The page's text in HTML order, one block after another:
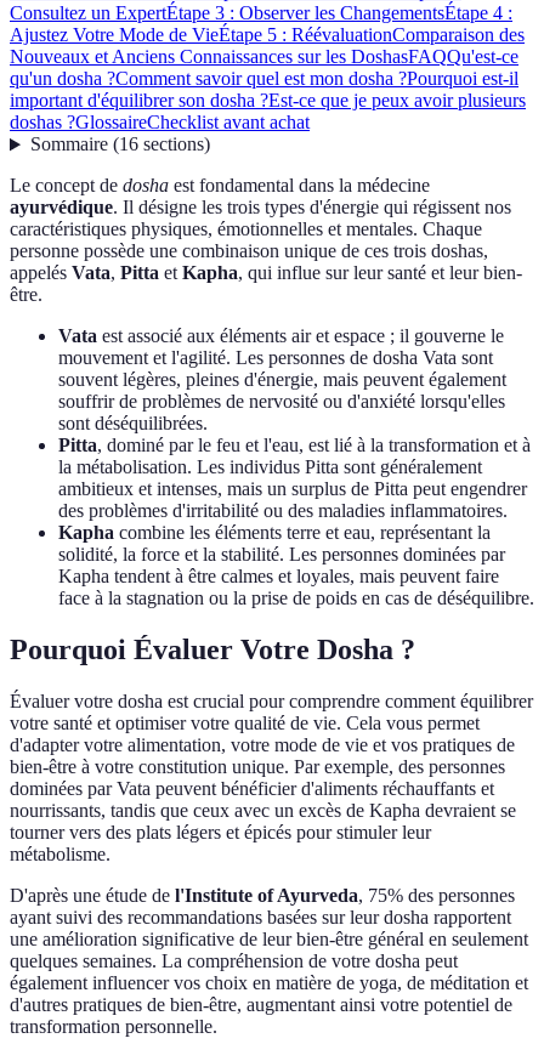
Consultez un ExpertÉtape 3 : Observer les ChangementsÉtape 4 :
Ajustez Votre Mode de VieÉtape 5 : RéévaluationComparaison des
Nouveaux et Anciens Connaissances sur les DoshasFAQQu'est-ce
qu'un dosha ?Comment savoir quel est mon dosha ?Pourquoi est-il
important d'équilibrer son dosha ?Est-ce que je peux avoir plusieurs
doshas ?GlossaireChecklist avant achat
Sommaire(16 sections)
Le concept de dosha est fondamental dans la médecine
ayurvédique. Il désigne les trois types d'énergie qui régissent nos
caractéristiques physiques, émotionnelles et mentales. Chaque
personne possède une combinaison unique de ces trois doshas,
appelés Vata, Pitta etKapha, qui influe sur leur santé et leur bien-
être.
Vata est associé aux éléments air et espace ; il gouverne le
mouvement et l'agilité. Les personnes de dosha Vata sont
souvent légères, pleines d'énergie, mais peuvent également
souffrir de problèmes de nervosité ou d'anxiété lorsqu'elles
sont déséquilibrées.
Pitta, dominé par le feu et l'eau, est lié à la transformation et à
la métabolisation. Les individus Pitta sont généralement
ambitieux et intenses, mais un surplus de Pitta peut engendrer
des problèmes d'irritabilité ou des maladies inflammatoires.
Kapha combine les éléments terre et eau, représentant la
solidité, la force et la stabilité. Les personnes dominées par
Kapha tendent à être calmes et loyales, mais peuvent faire
face à la stagnation ou la prise de poids en cas de déséquilibre.
Pourquoi Évaluer Votre Dosha ?
Évaluer votre dosha est crucial pour comprendre comment équilibrer
votre santé et optimiser votre qualité de vie. Cela vous permet
d'adapter votre alimentation, votre mode de vie et vos pratiques de
bien-être à votre constitution unique. Par exemple, des personnes
dominées par Vata peuvent bénéficier d'aliments réchauffants et
nourrissants, tandis que ceux avec un excès de Kapha devraient se
tourner vers des plats légers et épicés pour stimuler leur
métabolisme.
D'après une étude de l'Institute of Ayurveda, 75% des personnes
ayant suivi des recommandations basées sur leur dosha rapportent
une amélioration significative de leur bien-être général en seulement
quelques semaines. La compréhension de votre dosha peut
également influencer vos choix en matière de yoga, de méditation et
d'autres pratiques de bien-être, augmentant ainsi votre potentiel de
transformation personnelle.